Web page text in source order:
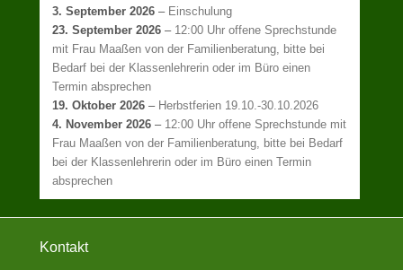
3. September 2026 – Einschulung
23. September 2026 – 12:00 Uhr offene Sprechstunde
mit Frau Maaßen von der Familienberatung, bitte bei
Bedarf bei der Klassenlehrerin oder im Büro einen
Termin absprechen
19. Oktober 2026 – Herbstferien 19.10.-30.10.2026
4. November 2026 – 12:00 Uhr offene Sprechstunde mit
Frau Maaßen von der Familienberatung, bitte bei Bedarf
bei der Klassenlehrerin oder im Büro einen Termin
absprechen
Kontakt